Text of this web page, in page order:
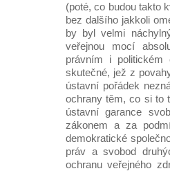
(poté, co budou takto
bez dalšího jakkoli
by byl velmi
veřejnou mocí
právním i politickém
skutečné, jež z
ústavní pořádek
ochrany těm, co si to
ústavní garance
zákonem a za
demokratické
práv a svobod
ochranu veřejného